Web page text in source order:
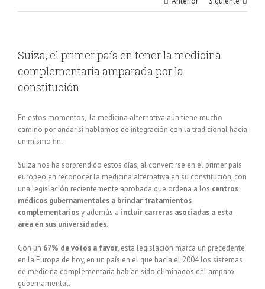
Suiza, el primer país en tener la medicina
complementaria amparada por la
constitución.
En estos momentos, la medicina alternativa aún tiene mucho
camino por andar si hablamos de integración con la tradicional hacia
un mismo fin.
Suiza nos ha sorprendido estos días, al convertirse en el primer país
europeo en reconocer la medicina alternativa en su constitución, con
una legislación recientemente aprobada que ordena a los centros
médicos gubernamentales a brindar tratamientos
complementariosy además a incluir carreras asociadas a esta
área en sus universidades.
Con un 67% de votos a favor, esta legislación marca un precedente
en la Europa de hoy, en un país en el que hacia el 2004 los sistemas
de medicina complementaria habían sido eliminados del amparo
gubernamental.